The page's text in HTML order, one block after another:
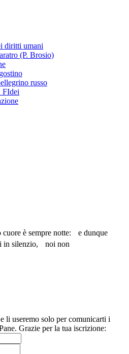
diritti umani
(P. Brosio)
russo
FIdei
è sempre notte: e dunque
in silenzio, noi non
li useremo solo per comunicarti i
Grazie per la tua iscrizione: